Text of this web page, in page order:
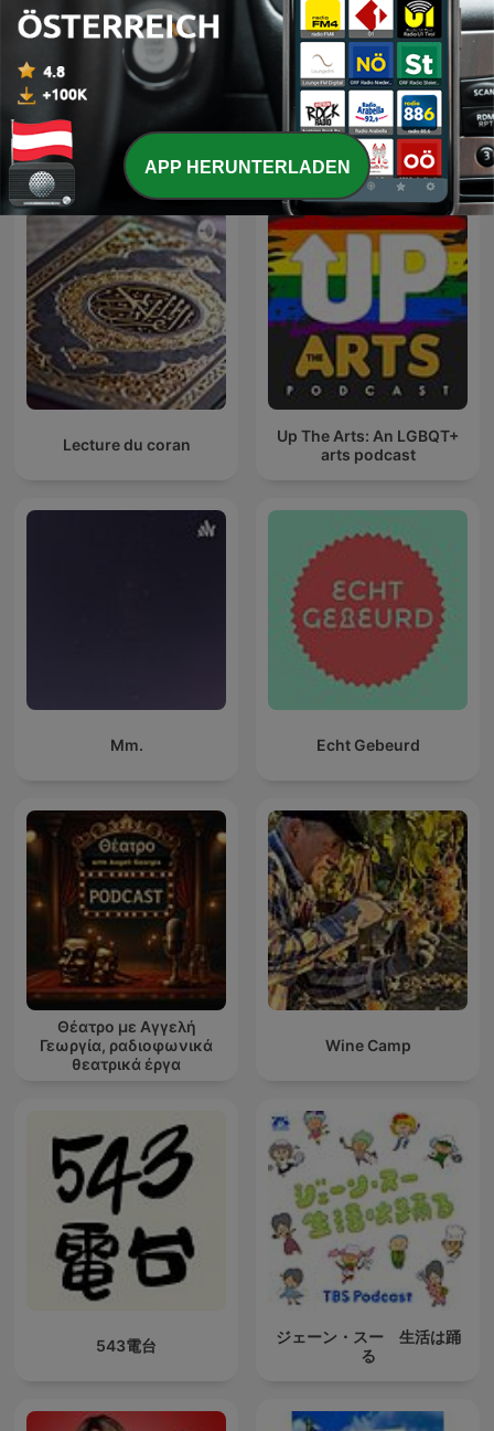
Choice Classic Radio
Detectives | Old Time
Hörbücher
Internationale Kunst-Podcasts
Lecture du coran
Up The Arts: An LGBQT+
arts podcast
Mm. Echt Gebeurd
Θέατρο με Αγγελή
Γεωργία, ραδιοφωνικά
θεατρικά έργα
Wine Camp
543電台
ジェーン・スー 生活は踊
る
APP HERUNTERLADEN